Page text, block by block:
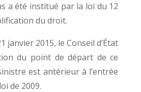
a été institué par la loi du 12
du droit.
janvier 2015, le Conseil d’État
du point de départ de ce
est antérieur à l’entrée
de 2009.